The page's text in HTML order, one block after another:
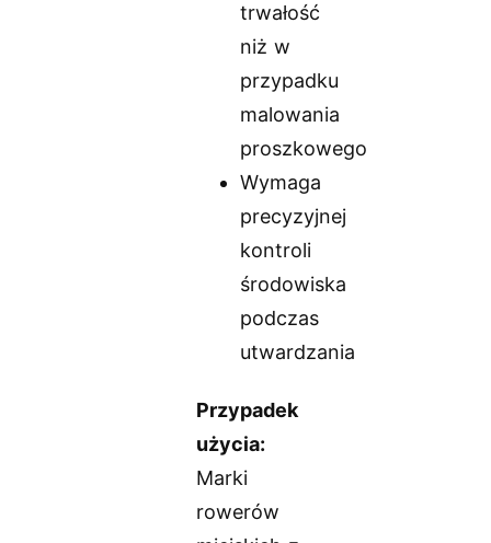
trwałość
niż w
przypadku
malowania
proszkowego
Wymaga
precyzyjnej
kontroli
środowiska
podczas
utwardzania
Przypadek
użycia:
Marki
rowerów